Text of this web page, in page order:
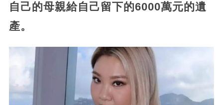
自己的母親給自己留下的6000萬元的遺
產。